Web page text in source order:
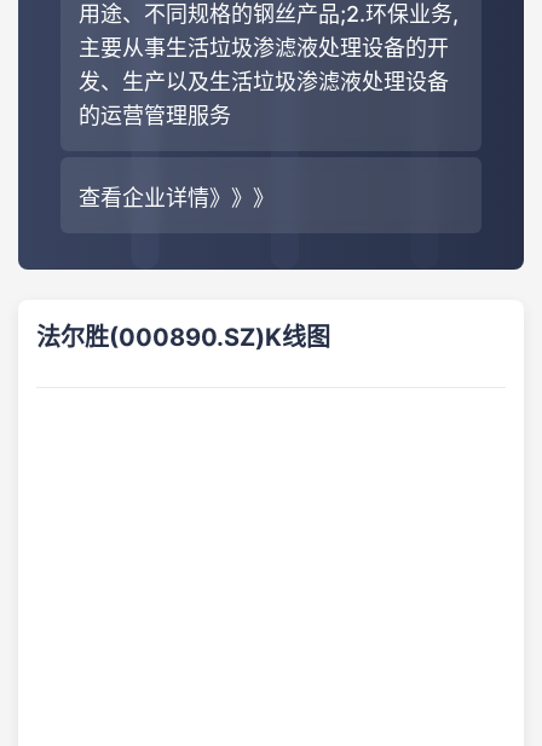
用途、不同规格的钢丝产品;2.环保业务,
主要从事生活垃圾渗滤液处理设备的开
发、生产以及生活垃圾渗滤液处理设备
的运营管理服务
查看企业详情》》》
法尔胜(000890.SZ)K线图